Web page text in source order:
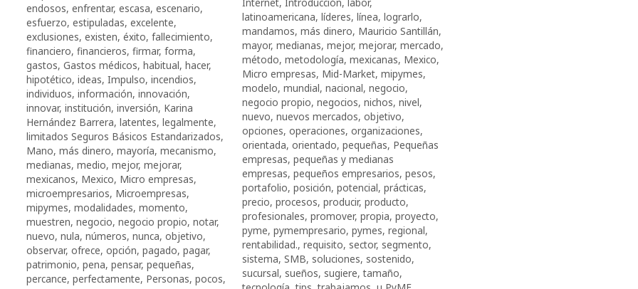
endosos, enfrentar, escasa, escenario,
esfuerzo, estipuladas, excelente,
exclusiones, existen, éxito, fallecimiento,
financiero, financieros, firmar, forma,
gastos, Gastos médicos, habitual, hacer,
hipotético, ideas, Impulso, incendios,
individuos, información, innovación,
innovar, institución, inversión, Karina
Hernández Barrera, latentes, legalmente,
limitados Seguros Básicos Estandarizados,
Mano, más dinero, mayoría, mecanismo,
medianas, medio, mejor, mejorar,
mexicanos, Mexico, Micro empresas,
microempresarios, Microempresas,
mipymes, modalidades, momento,
muestren, negocio, negocio propio, notar,
nuevo, nula, números, nunca, objetivo,
observar, ofrece, opción, pagado, pagar,
patrimonio, pena, pensar, pequeñas,
percance, perfectamente, Personas, pocos,
latinoamericana, líderes, línea, lograrlo,
mandamos, más dinero, Mauricio Santillán,
mayor, medianas, mejor, mejorar, mercado,
método, metodología, mexicanas, Mexico,
Micro empresas, Mid-Market, mipymes,
modelo, mundial, nacional, negocio,
negocio propio, negocios, nichos, nivel,
nuevo, nuevos mercados, objetivo,
opciones, operaciones, organizaciones,
orientada, orientado, pequeñas, Pequeñas
empresas, pequeñas y medianas
empresas, pequeños empresarios, pesos,
portafolio, posición, potencial, prácticas,
precio, procesos, producir, producto,
profesionales, promover, propia, proyecto,
pyme, pymempresario, pymes, regional,
rentabilidad., requisito, sector, segmento,
sistema, SMB, soluciones, sostenido,
sucursal, sueños, sugiere,tamaño,